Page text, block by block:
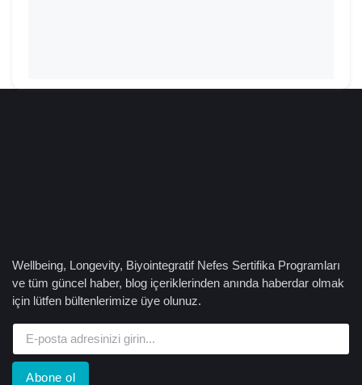
Wellbeing, Longevity, Biyointegratif Nefes Sertifika Programları
ve tüm güncel haber, blog içeriklerinden anında haberdar olmak
için lütfen bültenlerimize üye olunuz.
Abone ol